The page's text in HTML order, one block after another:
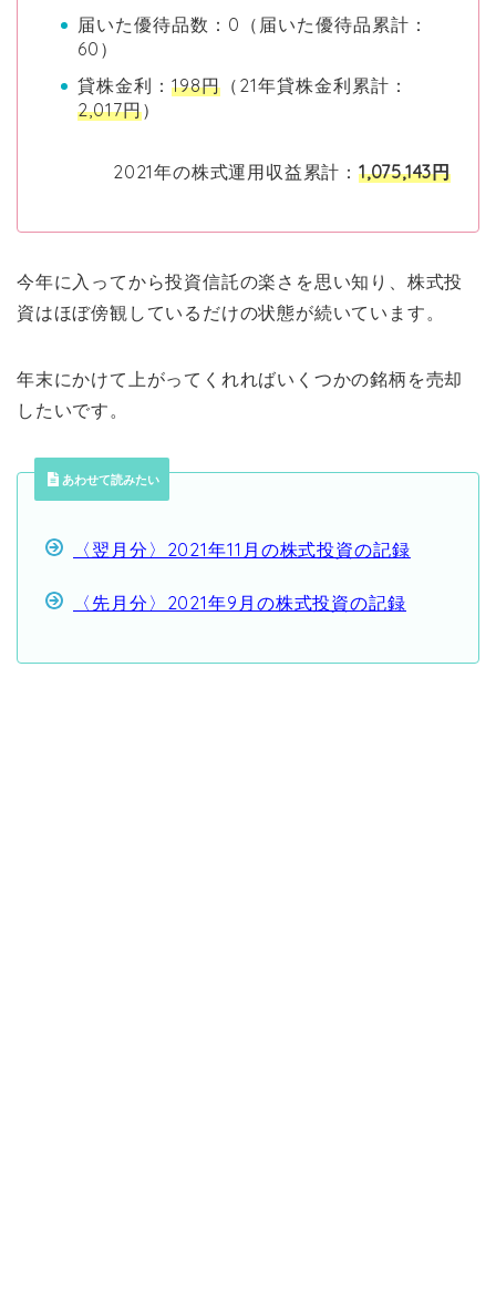
届いた優待品数：0（届いた優待品累計：
60）
貸株金利： 198円 （21年貸株金利累計：
2,017円）
2021年の株式運用収益累計： 1,075,143円
今年に入ってから投資信託の楽さを思い知り、株式投
資はほぼ傍観しているだけの状態が続いています。
年末にかけて上がってくれればいくつかの銘柄を売却
したいです。
あわせて読みたい
〈翌月分〉2021年11月の株式投資の記録
〈先月分〉2021年9月の株式投資の記録